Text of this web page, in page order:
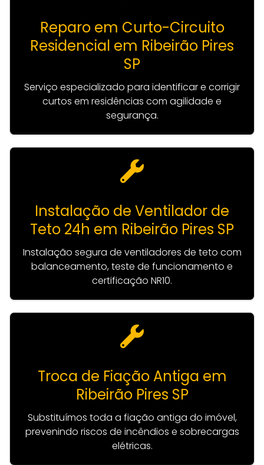
Reparo em Curto-Circuito
Residencial em Ribeirão Pires
SP
Serviço especializado para identificar e corrigir
curtos em residências com agilidade e
segurança.
Instalação de Ventilador de
Teto 24h em Ribeirão Pires SP
Instalação segura de ventiladores de teto com
balanceamento, teste de funcionamento e
certificação NR10.
Troca de Fiação Antiga em
Ribeirão Pires SP
Substituímos toda a fiação antiga do imóvel,
prevenindo riscos de incêndios e sobrecargas
elétricas.